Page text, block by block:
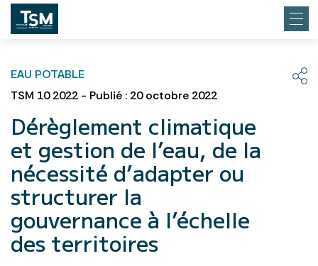
EAU POTABLE
TSM 10 2022 - Publié : 20 octobre 2022
Dérèglement climatique
et gestion de l’eau, de la
nécessité d’adapter ou
structurer la
gouvernance à l’échelle
des territoires